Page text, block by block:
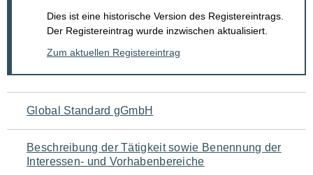
Dies ist eine historische Version des Registereintrags.
Der Registereintrag wurde inzwischen aktualisiert.
Zum aktuellen Registereintrag
Navigation
für
den
Global Standard gGmbH
Beschreibung der Tätigkeit sowie Benennung der
Interessen- und Vorhabenbereiche